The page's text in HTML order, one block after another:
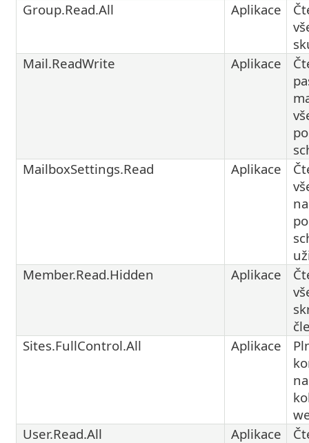
Group.Read.All
Aplikace
Mail.ReadWrite
Aplikace
MailboxSettings.Read
Aplikace
Member.Read.Hidden
Aplikace
Sites.FullControl.All
Aplikace
User.Read.All
Aplikace